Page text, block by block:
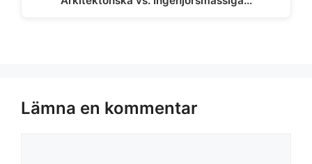
Lämna en kommentar